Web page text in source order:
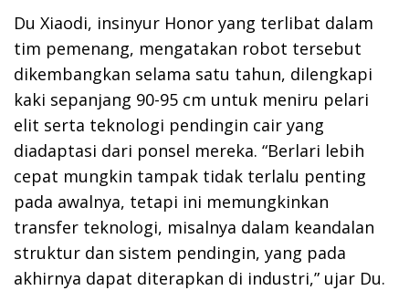
Du Xiaodi, insinyur Honor yang terlibat dalam
tim pemenang, mengatakan robot tersebut
dikembangkan selama satu tahun, dilengkapi
kaki sepanjang 90-95 cm untuk meniru pelari
elit serta teknologi pendingin cair yang
diadaptasi dari ponsel mereka. “Berlari lebih
cepat mungkin tampak tidak terlalu penting
pada awalnya, tetapi ini memungkinkan
transfer teknologi, misalnya dalam keandalan
struktur dan sistem pendingin, yang pada
akhirnya dapat diterapkan di industri,” ujar Du.